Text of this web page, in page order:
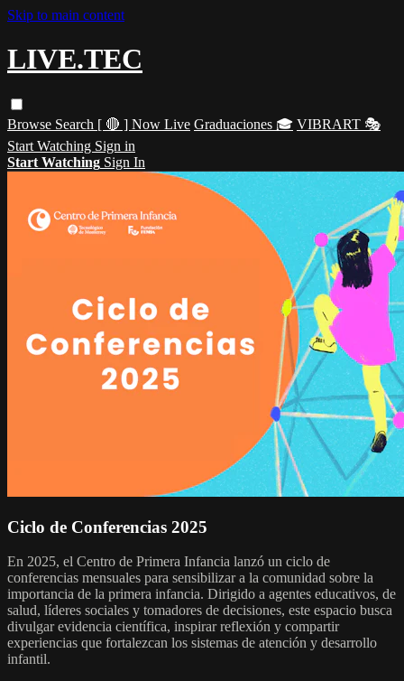
Skip to main content
LIVE.TEC
Browse Search [ 🔴 ] Now Live Graduaciones 🎓 VIBRART 🎭
Start Watching Sign in
Start Watching Sign In
Ciclo de Conferencias 2025
En 2025, el Centro de Primera Infancia lanzó un ciclo de
conferencias mensuales para sensibilizar a la comunidad sobre la
importancia de la primera infancia. Dirigido a agentes educativos, de
salud, líderes sociales y tomadores de decisiones, este espacio busca
divulgar evidencia científica, inspirar reflexión y compartir
experiencias que fortalezcan los sistemas de atención y desarrollo
infantil.